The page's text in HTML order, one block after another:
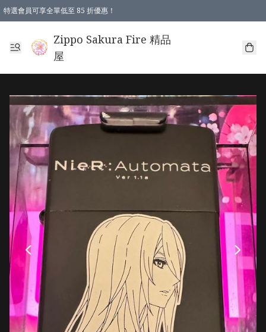
特選會員可享全單低至 85 折優惠！
Zippo Sakura Fire 精品
屋